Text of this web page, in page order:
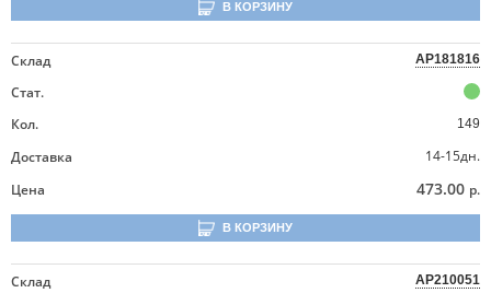
В КОРЗИНУ
Склад AP181816
Стат.
Кол.
149
Доставка
14-15дн.
Цена
473.00 р.
В КОРЗИНУ
Склад AP210051